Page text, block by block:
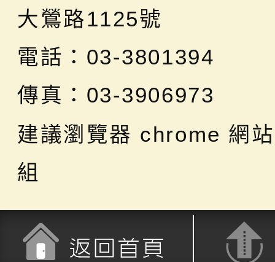
大鶯路1125號
電話：03-3801394
傳真：03-3906973
建議瀏覽器 chrome 網
組